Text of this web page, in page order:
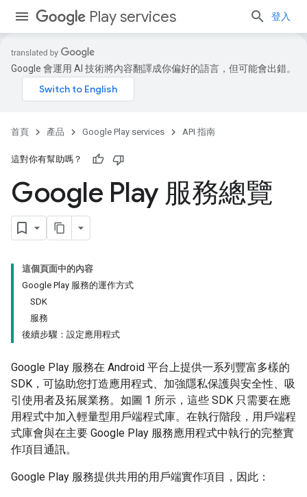
Play services 登入
Google 會運用 AI 技術將內容翻譯成你偏好的語言，但可能會出錯。
首頁 產品 Google Play services API 指南
這對你有幫助嗎？
Google Play 服務總覽
這個頁面中的內容
Google Play 服務的運作方式
SDK
服務
後續步驟：設定應用程式
Google Play 服務在 Android 平台上提供一系列豐富多樣的
SDK，可協助您打造應用程式、加強隱私保護與安全性、吸
引使用者及拓展業務。如圖 1 所示，這些 SDK 只需要在應
用程式中加入輕量型用戶端程式庫。在執行階段，用戶端程
式庫會與在主要 Google Play 服務應用程式中執行的完整實
作項目通訊。
Google Play 服務提供共用的用戶端實作項目，因此：